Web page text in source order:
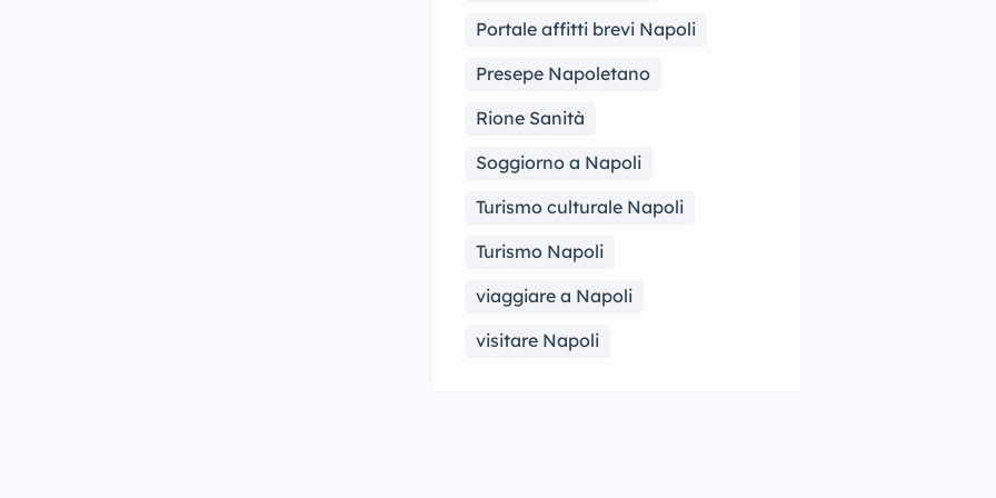
Portale affitti brevi Napoli
Presepe Napoletano
Rione Sanità
Soggiorno a Napoli
Turismo culturale Napoli
Turismo Napoli
viaggiare a Napoli
visitare Napoli